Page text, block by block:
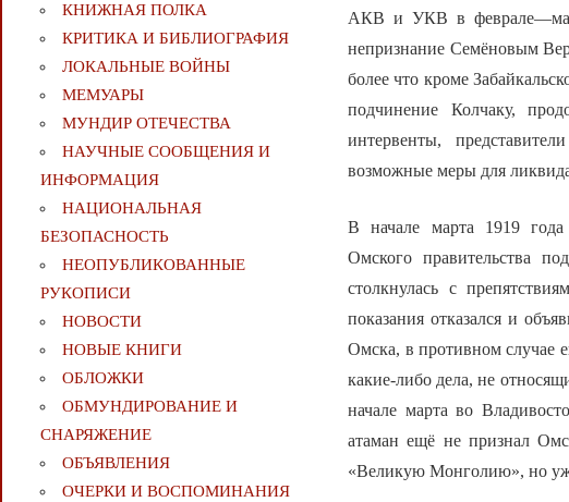
АКВ и УКВ в
непризнание Семёновым
более что кроме
подчинение Колчаку,
интервенты,
возможные меры для
В начале марта 1919 года
Омского правительства
столкнулась с
показания отказался и
Омска, в противном случае
какие-либо дела, не
начале марта во
атаман ещё не признал
«Великую Монголию», но
КНИЖНАЯ ПОЛКА
КРИТИКА И БИБЛИОГРАФИЯ
ЛОКАЛЬНЫЕ ВОЙНЫ
МЕМУАРЫ
МУНДИР ОТЕЧЕСТВА
НАУЧНЫЕ СООБЩЕНИЯ И
ИНФОРМАЦИЯ
НАЦИОНАЛЬНАЯ
БЕЗОПАСНОСТЬ
НЕОПУБЛИКОВАННЫЕ
РУКОПИСИ
НОВОСТИ
НОВЫЕ КНИГИ
ОБЛОЖКИ
ОБМУНДИРОВАНИЕ И
СНАРЯЖЕНИЕ
ОБЪЯВЛЕНИЯ
ОЧЕРКИ И ВОСПОМИНАНИЯ